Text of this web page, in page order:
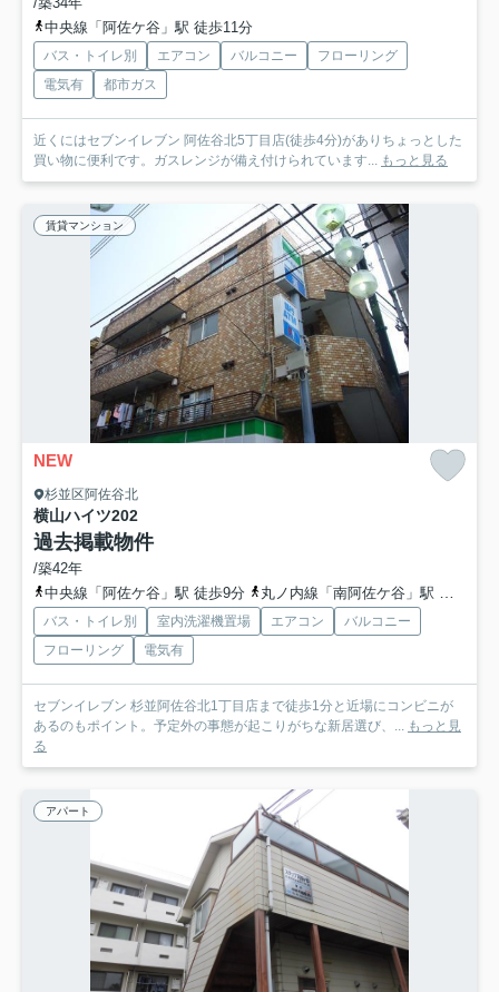
中央線「阿佐ケ谷」駅 徒歩11分
バス・トイレ別 エアコン バルコニー
フローリング
電気有
都市ガス
近くにはセブンイレブン 阿佐谷北5丁目店(徒歩4分)がありちょっとした
買い物に便利です。ガスレンジが備え付けられています... もっと見る
賃貸マンション
NEW
杉並区阿佐谷北
横山ハイツ202
過去掲載物件
/築42年
中央線「阿佐ケ谷」駅 徒歩9分
丸ノ内線「南阿佐ケ谷」駅 徒歩17分
バス・トイレ別 室内洗濯機置場 エアコン
バルコニー
フローリング
電気有
セブンイレブン 杉並阿佐谷北1丁目店まで徒歩1分と近場にコンビニが
あるのもポイント。予定外の事態が起こりがちな新居選び、... もっと見
る
アパート